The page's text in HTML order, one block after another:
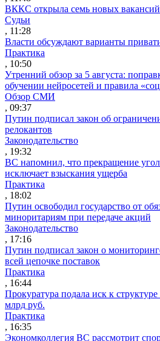
ВККС открыла семь новых вакансий
Судьи
, 11:28
Власти обсуждают варианты
Практика
, 10:50
Утренний обзор за 5 августа:
обучении нейросетей и правила
Обзор СМИ
, 09:37
Путин подписал закон об
релокантов
Законодательство
, 19:32
ВС напомнил, что прекращение
исключает взыскания ущерба
Практика
, 18:02
Путин освободил государство от
миноритариям при передаче акций
Законодательство
, 17:16
Путин подписал закон о
всей цепочке поставок
Практика
, 16:44
Прокуратура подала иск к
млрд руб.
Практика
, 16:35
Экономколлегия ВС рассмотрит